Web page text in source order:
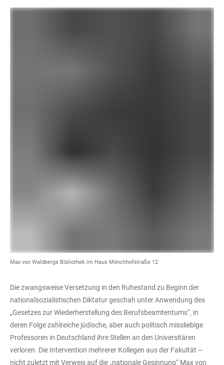
Max von Waldbergs Bibliothek im Haus Mönchhofstraße 12
Die zwangsweise Versetzung in den Ruhestand zu Beginn der
nationalsozialistischen Diktatur geschah unter Anwendung des
„Gesetzes zur Wiederherstellung des Berufsbeamtentums“, in
deren Folge zahlreiche jüdische, aber auch politisch missliebige
Professoren in Deutschland ihre Stellen an den Universitären
verloren. Die Intervention mehrerer Kollegen aus der Fakultät –
nicht zuletzt mit Verweis auf die „nationale Gesinnung“ Max von